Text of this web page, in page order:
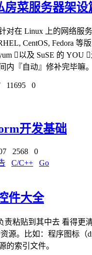
菜服务器架设
对在 Linux 上的网络服
CentOS, Fedora
yum 以及 SuSE 的
内『自动』修补完毕嘛。
11695
0
开发基础
2568
0
C/C++
Go
件大全
责粘贴到其中去 看得更
源。比如：程序图标（
的索引文件。